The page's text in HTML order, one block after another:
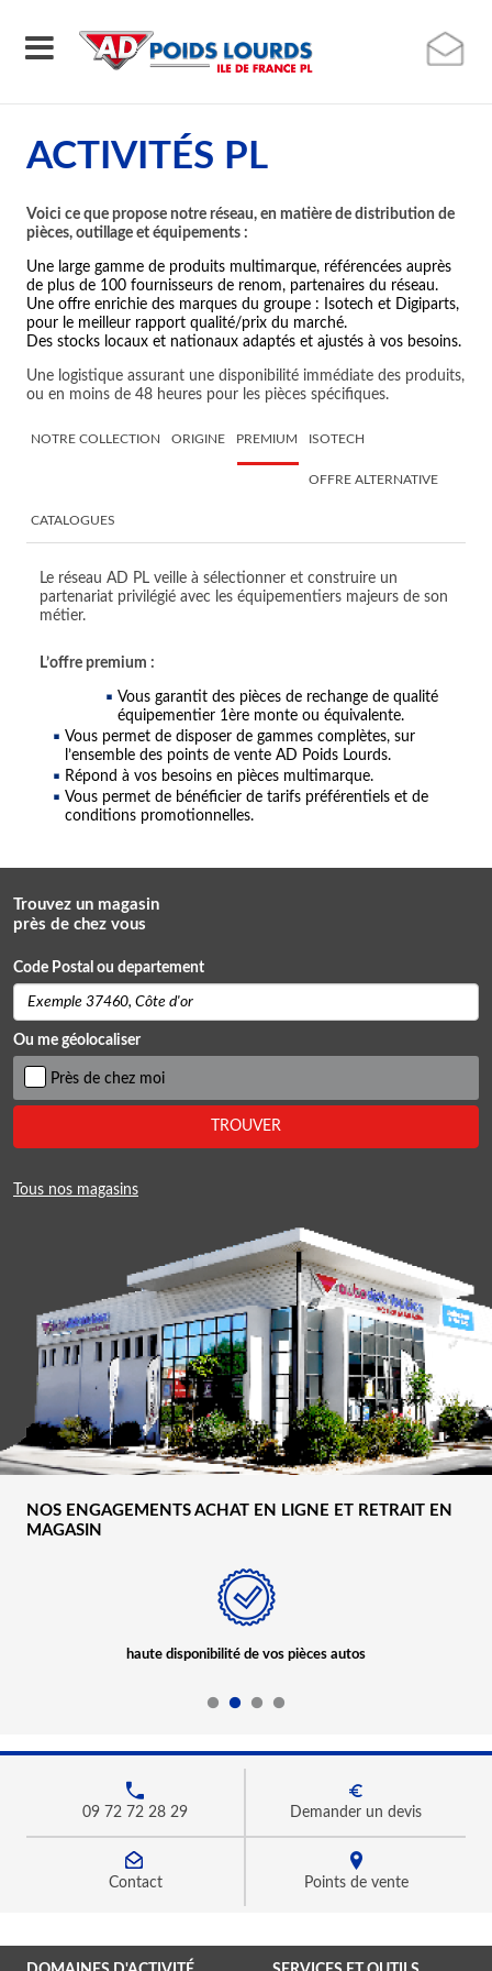
ACTIVITÉS PL
Voici ce que propose notre réseau, en matière de distribution de
pièces, outillage et équipements :
Une large gamme de produits multimarque, référencées auprès
de plus de 100 fournisseurs de renom, partenaires du réseau.
Une offre enrichie des marques du groupe : Isotech et Digiparts,
pour le meilleur rapport qualité/prix du marché.
Des stocks locaux et nationaux adaptés et ajustés à vos besoins.
Une logistique assurant une disponibilité immédiate des produits,
ou en moins de 48 heures pour les pièces spécifiques.
NOTRE COLLECTION ORIGINE PREMIUM ISOTECH
OFFRE ALTERNATIVE
CATALOGUES
Le réseau AD PL veille à sélectionner et construire un
partenariat privilégié avec les équipementiers majeurs de son
métier.
L’offre premium :
Vous garantit des pièces de rechange de qualité
équipementier 1ère monte ou équivalente.
Vous permet de disposer de gammes complètes, sur
l’ensemble des points de vente AD Poids Lourds.
Répond à vos besoins en pièces multimarque.
Vous permet de bénéficier de tarifs préférentiels et de
conditions promotionnelles.
Trouvez un magasin
près de chez vous
Code Postal ou departement
Ou me géolocaliser
Près de chez moi
TROUVER
Tous nos magasins
NOS ENGAGEMENTS ACHAT EN LIGNE ET RETRAIT EN
MAGASIN
haute disponibilité de vos pièces autos
09 72 72 28 29 Demander un devis
Contact Points de vente